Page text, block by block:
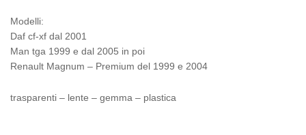
Modelli:
Daf cf-xf dal 2001
Man tga 1999 e dal 2005 in poi
Renault Magnum – Premium del 1999 e 2004
trasparenti – lente – gemma – plastica